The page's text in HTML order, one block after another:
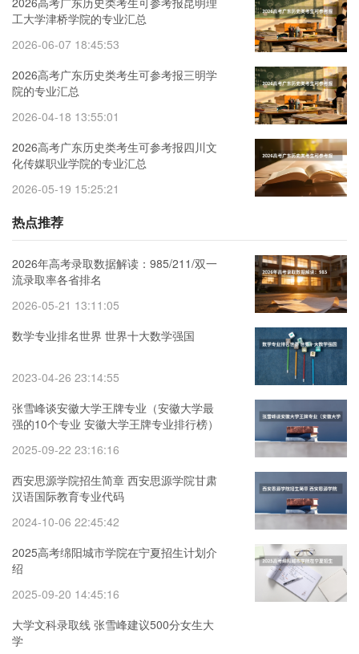
工大学津桥学院的专业汇总
2026-06-07 18:45:53
2026高考广东历史类考生可参考报三明学
院的专业汇总
2026-04-18 13:55:01
2026高考广东历史类考生可参考报四川文
化传媒职业学院的专业汇总
2026-05-19 15:25:21
热点推荐
2026年高考录取数据解读：985/211/双一
流录取率各省排名
2026-05-21 13:11:05
数学专业排名世界 世界十大数学强国
2023-04-26 23:14:55
张雪峰谈安徽大学王牌专业（安徽大学最
强的10个专业 安徽大学王牌专业排行榜）
2025-09-22 23:16:16
西安思源学院招生简章 西安思源学院甘肃
汉语国际教育专业代码
2024-10-06 22:45:42
2025高考绵阳城市学院在宁夏招生计划介
绍
2025-09-20 14:45:16
大学文科录取线 张雪峰建议500分女生大
学